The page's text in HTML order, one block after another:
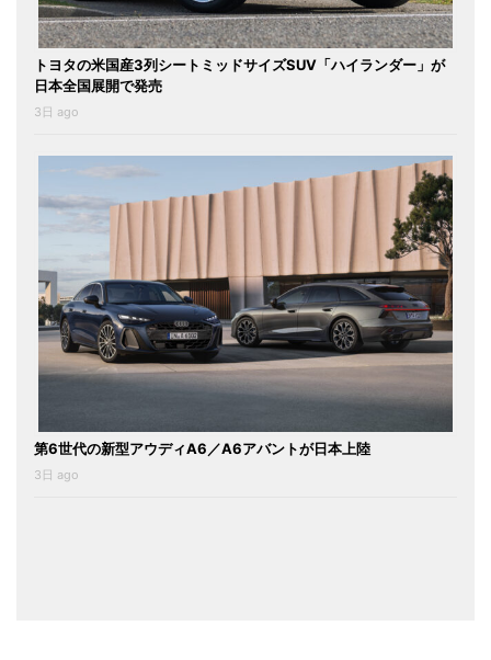
トヨタの米国産3列シートミッドサイズSUV「ハイランダー」が
日本全国展開で発売
3日 ago
第6世代の新型アウディA6／A6アバントが日本上陸
3日 ago